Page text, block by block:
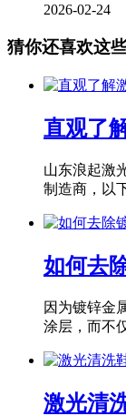
2026-02-24
猜你还喜欢这
直观了
山东浪起激
制造商，以
如何去
因为镀锌金
涂层，而不
激光清